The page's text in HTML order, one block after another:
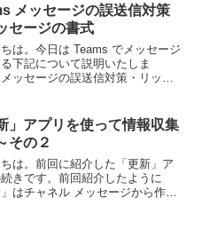
ます。【ステッカー】画像に任
メッセージの誤送信対策
セージの書式
は。今日は Teams でメッセージ
下記について説明いたしま
ッセージの誤送信対策・リッチ
策】Teams のメッセージは、入力
」アプリを使って情報収集
その２
は。前回に紹介した「更新」ア
きです。前回紹介したように
」はチャネル メッセージから作成